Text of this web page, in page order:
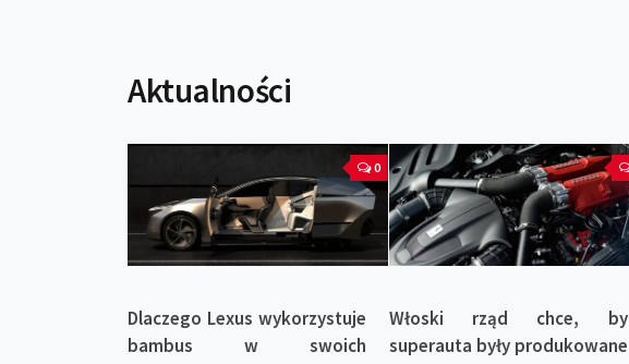
Aktualności
0
Dlaczego Lexus wykorzystuje
bambus w swoich
Włoski rząd chce, by
superauta były produkowane